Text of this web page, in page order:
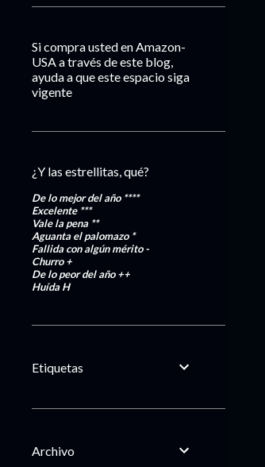
Si compra usted en Amazon-
USA a través de este blog,
ayuda a que este espacio siga
vigente
¿Y las estrellitas, qué?
De lo mejor del año ****
Excelente***
Vale la pena **
Aguanta el palomazo *
Fallida con algún mérito-
Churro+
De lo peor del año++
HuídaH
Etiquetas
Archivo